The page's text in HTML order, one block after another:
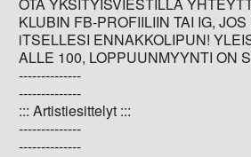
KLUBIN FB-PROFIILIIN TAI IG,
iTSELLESI ENNAKKOLIPUN!
ALLE 100, LOPPUUNMYYNTI ON
--------------
--------------
::: Artistiesittelyt :::
--------------
--------------